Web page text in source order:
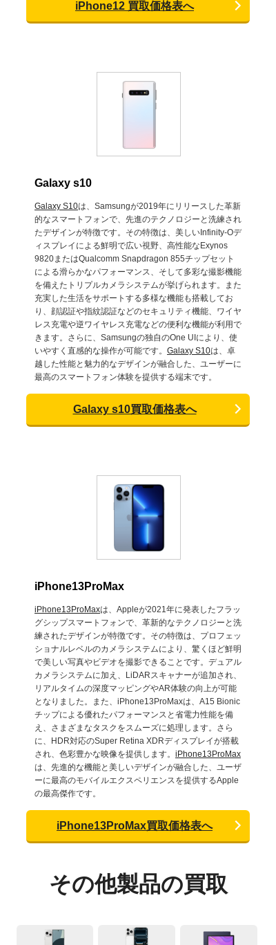
iPhone12 買取価格表へ
Galaxy s10
Galaxy S10は、Samsungが2019年にリリースした革新
的なスマートフォンで、先進のテクノロジーと洗練され
たデザインが特徴です。その特徴は、美しいInfinity-Oデ
ィスプレイによる鮮明で広い視野、高性能なExynos
9820またはQualcomm Snapdragon 855チップセット
による滑らかなパフォーマンス、そして多彩な撮影機能
を備えたトリプルカメラシステムが挙げられます。また
充実した生活をサポートする多様な機能も搭載してお
り、顔認証や指紋認証などのセキュリティ機能、ワイヤ
レス充電や逆ワイヤレス充電などの便利な機能が利用で
きます。さらに、Samsungの独自のOne UIにより、使
いやすく直感的な操作が可能です。 Galaxy S10は、卓
越した性能と魅力的なデザインが融合した、ユーザーに
最高のスマートフォン体験を提供する端末です。
Galaxy s10買取価格表へ
iPhone13ProMax
iPhone13ProMaxは、Appleが2021年に発表したフラッ
グシップスマートフォンで、革新的なテクノロジーと洗
練されたデザインが特徴です。その特徴は、プロフェッ
ショナルレベルのカメラシステムにより、驚くほど鮮明
で美しい写真やビデオを撮影できることです。デュアル
カメラシステムに加え、LiDARスキャナーが追加され、
リアルタイムの深度マッピングやAR体験の向上が可能
となりました。また、iPhone13ProMaxは、A15 Bionic
チップによる優れたパフォーマンスと省電力性能を備
え、さまざまなタスクをスムーズに処理します。さら
に、HDR対応のSuper Retina XDRディスプレイが搭載
され、色彩豊かな映像を提供します。 iPhone13ProMax
は、先進的な機能と美しいデザインが融合した、ユーザ
ーに最高のモバイルエクスペリエンスを提供するApple
の最高傑作です。
iPhone13ProMax買取価格表へ
その他製品の買取